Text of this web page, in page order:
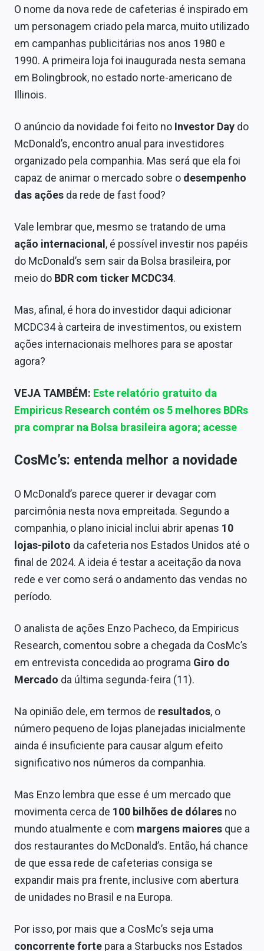
Especiais
Marketing
Conteúdo de Marca
Sobre
Expediente
O nome da nova rede de cafeterias é inspirado em
um personagem criado pela marca, muito utilizado
em campanhas publicitárias nos anos 1980 e
1990. A primeira loja foi inaugurada nesta semana
em Bolingbrook, no estado norte-americano de
Illinois.
O anúncio da novidade foi feito no Investor Day do
McDonald’s, encontro anual para investidores
organizado pela companhia. Mas será que ela foi
capaz de animar o mercado sobre o desempenho
das ações da rede de fast food?
Vale lembrar que, mesmo se tratando de uma
ação internacional, é possível investir nos papéis
do McDonald’s sem sair da Bolsa brasileira, por
meio do BDR com ticker MCDC34.
Mas, afinal, é hora do investidor daqui adicionar
MCDC34 à carteira de investimentos, ou existem
ações internacionais melhores para se apostar
agora?
VEJA TAMBÉM: Este relatório gratuito da
Empiricus Research contém os 5 melhores BDRs
pra comprar na Bolsa brasileira agora; acesse
CosMc’s: entenda melhor a novidade
O McDonald’s parece querer ir devagar com
parcimônia nesta nova empreitada. Segundo a
companhia, o plano inicial inclui abrir apenas 10
lojas-piloto da cafeteria nos Estados Unidos até o
final de 2024. A ideia é testar a aceitação da nova
rede e ver como será o andamento das vendas no
período.
O analista de ações Enzo Pacheco, da Empiricus
Research, comentou sobre a chegada da CosMc’s
em entrevista concedida ao programa Giro do
Mercado da última segunda-feira (11).
Na opinião dele, em termos de resultados, o
número pequeno de lojas planejadas inicialmente
ainda é insuficiente para causar algum efeito
significativo nos números da companhia.
Mas Enzo lembra que esse é um mercado que
movimenta cerca de 100 bilhões de dólares no
mundo atualmente e com margens maiores que a
dos restaurantes do McDonald’s. Então, há chance
de que essa rede de cafeterias consiga se
expandir mais pra frente, inclusive com abertura
de unidades no Brasil e na Europa.
Por isso, por mais que a CosMc’s seja uma
concorrente forte para a Starbucks nos Estados